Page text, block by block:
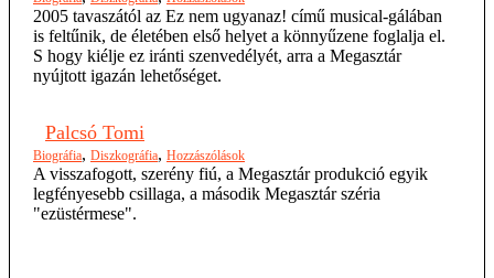
2005 tavaszától az Ez nem ugyanaz! című musical-gálában
is feltűnik, de életében első helyet a könnyűzene foglalja el.
S hogy kiélje ez iránti szenvedélyét, arra a Megasztár
nyújtott igazán lehetőséget.
Palcsó Tomi
Biográfia, Diszkográfia, Hozzászólások
A visszafogott, szerény fiú, a Megasztár produkció egyik
legfényesebb csillaga, a második Megasztár széria
"ezüstérmese".